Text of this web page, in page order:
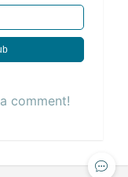
comment!